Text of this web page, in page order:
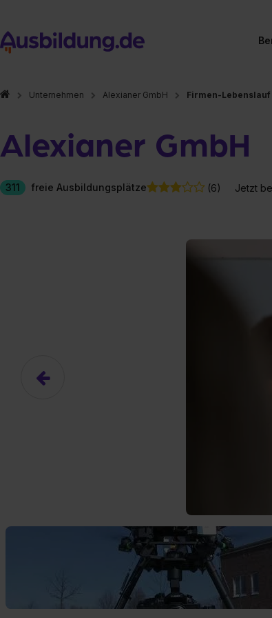
Unternehmen Alexianer GmbH Firmen-Lebenslauf
Alexianer GmbH
311 freie Ausbildungsplätze (6) Jetzt
Hier gibt es
Das hier ist ein
Ja, ich erlaube
Ich bin damit